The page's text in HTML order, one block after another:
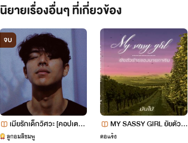
นิยายเรื่องอื่นๆ ที่เกี่ยวข้อง
จบ
เมียรักเด็กวิศวะ [คอปเตอร์
-อ้อน]18++
ลูกอมสีชมพู
MY SASSY​ GIRL​ ยัยตัว​ร้า
ย​ของ​นายภาคิน​
คอแร้ง